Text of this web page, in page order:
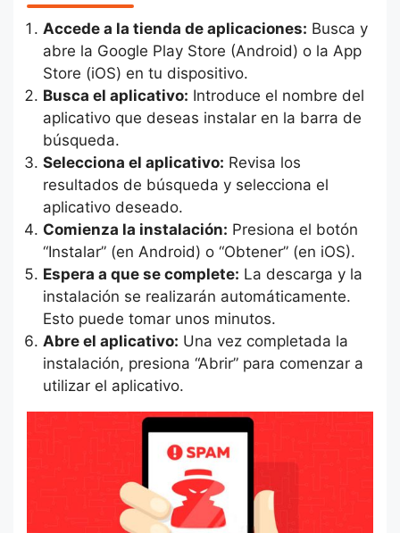
Accede a la tienda de aplicaciones: Busca y
abre la Google Play Store (Android) o la App
Store (iOS) en tu dispositivo.
Busca el aplicativo: Introduce el nombre del
aplicativo que deseas instalar en la barra de
búsqueda.
Selecciona el aplicativo: Revisa los
resultados de búsqueda y selecciona el
aplicativo deseado.
Comienza la instalación: Presiona el botón
“Instalar” (en Android) o “Obtener” (en iOS).
Espera a que se complete: La descarga y la
instalación se realizarán automáticamente.
Esto puede tomar unos minutos.
Abre el aplicativo: Una vez completada la
instalación, presiona “Abrir” para comenzar a
utilizar el aplicativo.